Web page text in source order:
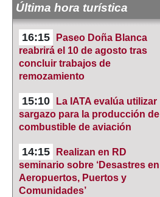
Última hora turística
16:15
Paseo Doña Blanca
reabrirá el 10 de agosto tras
concluir trabajos de
remozamiento
15:10
La IATA evalúa utilizar
sargazo para la producción de
combustible de aviación
14:15
Realizan en RD
seminario sobre ‘Desastres en
Aeropuertos, Puertos y
Comunidades’